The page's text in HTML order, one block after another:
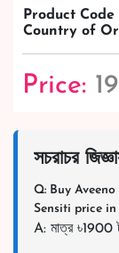
Product Code
Country of
Price:
সচরাচর
Q: Buy
Sensiti price
A: মাত্র ৳1900